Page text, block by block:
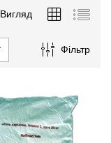
Вигляд
Фільтр